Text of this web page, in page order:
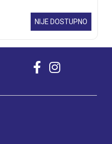
NIJE DOSTUPNO